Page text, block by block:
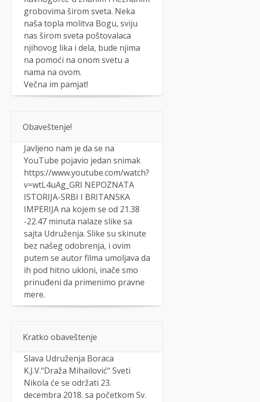
grobovima širom sveta. Neka
naša topla molitva Bogu, sviju
nas širom sveta poštovalaca
njihovog lika i dela, bude njima
na pomoći na onom svetu a
nama na ovom.
Večna im pamjat!
Obaveštenje!
Javljeno nam je da se na
YouTube pojavio jedan snimak
https://www.youtube.com/watch?
v=wtL4uAg_GRI NEPOZNATA
ISTORIJA-SRBI I BRITANSKA
IMPERIJA na kojem se od 21.38
-22.47 minuta nalaze slike sa
sajta Udruženja. Slike su skinute
bez našeg odobrenja, i ovim
putem se autor filma umoljava da
ih pod hitno ukloni, inače smo
prinuđeni da primenimo pravne
mere.
Kratko obaveštenje
Slava Udruženja Boraca
K.J.V.“Draža Mihailović“ Sveti
Nikola će se održati 23.
decembra 2018. sa početkom Sv.